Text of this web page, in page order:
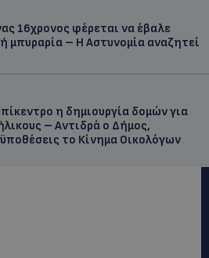
16χρονος φέρεται να έβαλε
μπυραρία – Η Αστυνομία αναζητεί
η δημιουργία δομών για
– Αντιδρά ο Δήμος,
το Κίνημα Οικολόγων